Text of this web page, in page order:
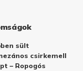
sült
csirkemell
– Ropogós